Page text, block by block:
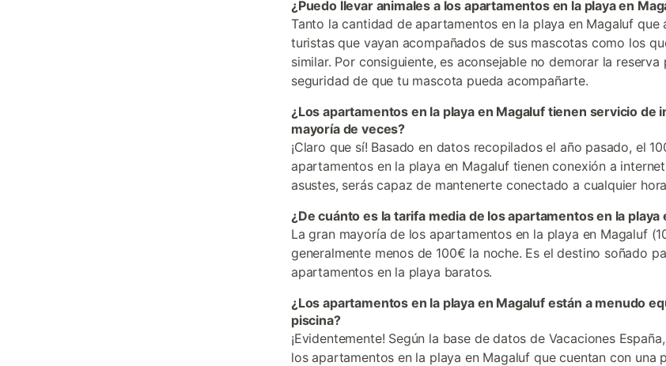
¿Puedo llevar animales a los apartamentos en la playa en
Tanto la cantidad de apartamentos en la playa en Magaluf que
turistas que vayan acompañados de sus mascotas como los
similar. Por consiguiente, es aconsejable no demorar la reserva
seguridad de que tu mascota pueda acompañarte.
¿Los apartamentos en la playa en Magaluf tienen servicio de
mayoría de veces?
¡Claro que sí! Basado en datos recopilados el año pasado, el
apartamentos en la playa en Magaluf tienen conexión a
asustes, serás capaz de mantenerte conectado a cualquier
¿De cuánto es la tarifa media de los apartamentos en la playa
La gran mayoría de los apartamentos en la playa en Magaluf
generalmente menos de 100€ la noche. Es el destino soñado
apartamentos en la playa baratos.
¿Los apartamentos en la playa en Magaluf están a menudo
piscina?
¡Evidentemente! Según la base de datos de Vacaciones
los apartamentos en la playa en Magaluf que cuentan con una